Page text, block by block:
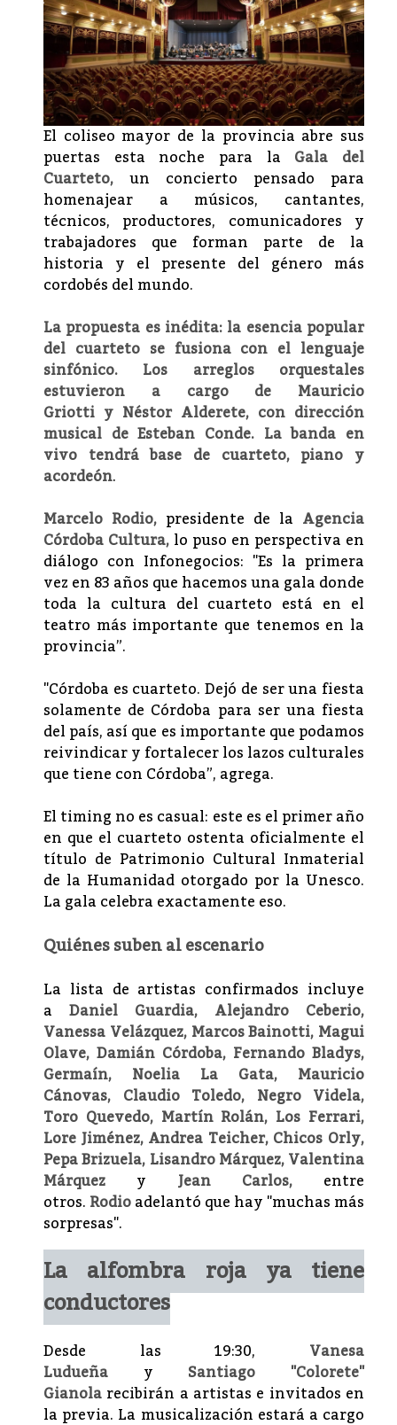
El coliseo mayor de la provincia abre sus
puertas esta noche para la Gala del
Cuarteto, un concierto pensado para
homenajear a músicos, cantantes,
técnicos, productores, comunicadores y
trabajadores que forman parte de la
historia y el presente del género más
cordobés del mundo.
La propuesta es inédita: la esencia popular
del cuarteto se fusiona con el lenguaje
sinfónico. Los arreglos orquestales
estuvieron a cargo de Mauricio
Griotti y Néstor Alderete, con dirección
musical de Esteban Conde. La banda en
vivo tendrá base de cuarteto, piano y
acordeón.
Marcelo Rodio, presidente de la Agencia
Córdoba Cultura,lo puso en perspectiva en
diálogo con Infonegocios: "Es la primera
vez en 83 años que hacemos una gala donde
toda la cultura del cuarteto está en el
teatro más importante que tenemos en la
provincia”.
"Córdoba es cuarteto. Dejó de ser una fiesta
solamente de Córdoba para ser una fiesta
del país, así que es importante que podamos
reivindicar y fortalecer los lazos culturales
que tiene con Córdoba”, agrega.
El timing no es casual: este es el primer año
en que el cuarteto ostenta oficialmente el
título de Patrimonio Cultural Inmaterial
de la Humanidad otorgado por la Unesco.
La gala celebra exactamente eso.
Quiénes suben al escenario
La lista de artistas confirmados incluye
a Daniel Guardia, Alejandro Ceberio,
Vanessa Velázquez, Marcos Bainotti, Magui
Olave, Damián Córdoba, Fernando Bladys,
Germaín, Noelia La Gata, Mauricio
Cánovas, Claudio Toledo, Negro Videla,
Toro Quevedo, Martín Rolán, Los Ferrari,
Lore Jiménez, Andrea Teicher, Chicos Orly,
Pepa Brizuela, Lisandro Márquez, Valentina
Márquez y Jean Carlos,entre
otros.Rodioadelantó que hay "muchas más
sorpresas".
La alfombra roja ya tiene
conductores
Desde las 19:30, Vanesa
Ludueña y Santiago "Colorete"
Gianolarecibirán a artistas e invitados en
la previa. La musicalización estará a cargo